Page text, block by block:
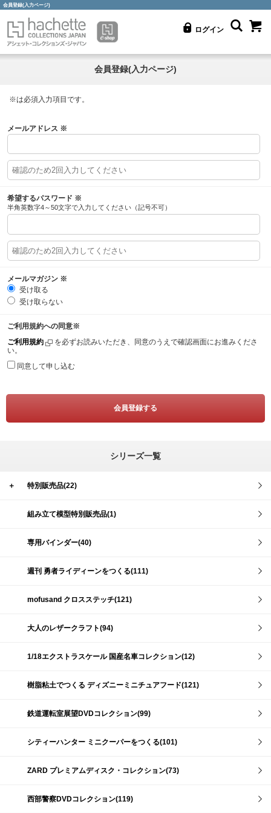
会員登録(入力ページ)
ログイン
会員登録(入力ページ)
※は必須入力項目です。
メールアドレス ※
希望するパスワード ※
半角英数字4～50文字で入力してください（記号不可）
メールマガジン ※
受け取る
受け取らない
ご利用規約への同意※
ご利用規約
を必ずお読みいただき、同意のうえで確認画面にお進みくださ
い。
同意して申し込む
シリーズ一覧
＋ 特別販売品(22)
組み立て模型特別販売品(1)
専用バインダー(40)
週刊 勇者ライディーンをつくる(111)
mofusand クロスステッチ(121)
大人のレザークラフト(94)
1/18エクストラスケール 国産名車コレクション(12)
樹脂粘土でつくる ディズニーミニチュアフード(121)
鉄道運転室展望DVDコレクション(99)
シティーハンター ミニクーパーをつくる(101)
ZARD プレミアムディスク・コレクション(73)
西部警察DVDコレクション(119)